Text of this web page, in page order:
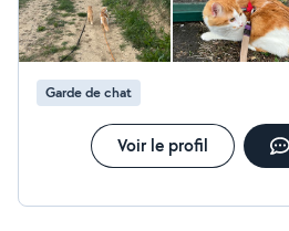
Garde de chat
Voir le profil